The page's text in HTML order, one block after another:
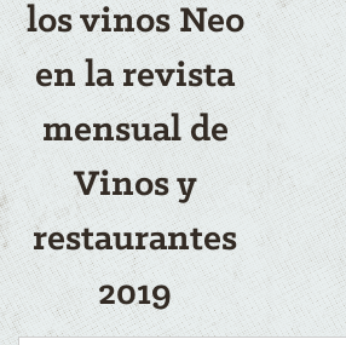
los vinos Neo
en la revista
mensual de
Vinos y
restaurantes
2019